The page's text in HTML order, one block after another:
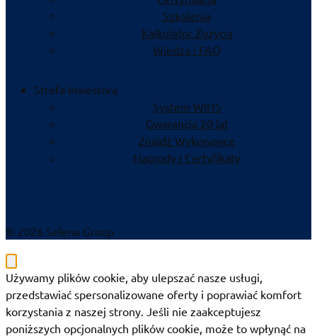
Szkolenia
Kalkulator Zużycia
Wiedza i FAQ
Strefa Inwestora
System WINS
Gwarancja 20 lat
Znajdź Wykonawce
Nagrody I Certyfikaty
© 2026 Selena Group
Używamy plików cookie, aby ulepszać nasze usługi,
przedstawiać spersonalizowane oferty i poprawiać komfort
korzystania z naszej strony. Jeśli nie zaakceptujesz
poniższych opcjonalnych plików cookie, może to wpłynąć na